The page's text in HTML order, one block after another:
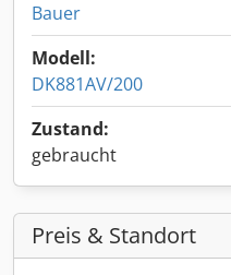
Bauer
Modell:
DK881AV/200
Zustand:
gebraucht
Preis & Standort